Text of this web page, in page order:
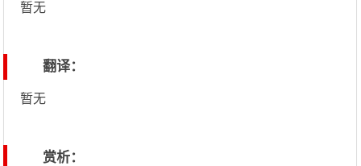
暂无
翻译：
暂无
赏析：